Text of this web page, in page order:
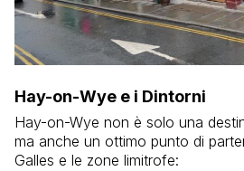
Hay-on-Wye e i Dintorni
Hay-on-Wye non è solo una
ma anche un ottimo punto di
Galles e le zone limitrofe: